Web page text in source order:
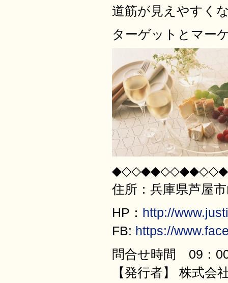
道筋が見えやすく
ターゲットとマー
住所：兵庫県芦屋
HP： http://
FB: https://
問合せ時間 09：
【発行者】 株式会